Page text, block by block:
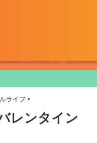
ライフ >
レンタイン